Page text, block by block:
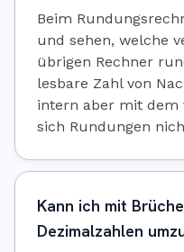
Beim
und sehen, welche
übrigen Rechner
lesbare Zahl von
intern aber mit dem
sich Rundungen
Kann ich mit
Dezimalzahlen